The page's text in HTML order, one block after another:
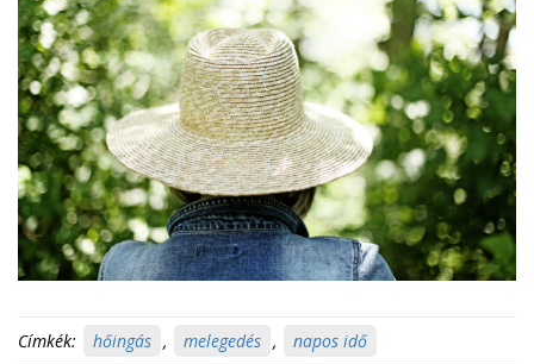
Címkék: hőingás , melegedés , napos idő